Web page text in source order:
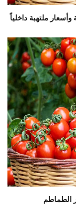
ملتهبة داخلياً
الطماطم